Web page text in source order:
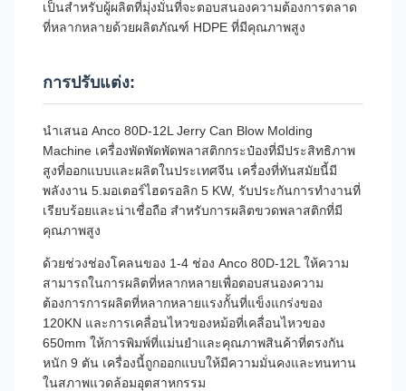
เป็นสําหรับผู้ผลิตที่มุ่งมั่นที่จะตอบสนองความต้องการตลาด
ที่หลากหลายด้วยผลิตภัณฑ์ HDPE ที่มีคุณภาพสูง
การปรับแต่ง:
นําเสนอ Anco 80D-12L Jerry Can Blow Molding
Machine เครื่องพัดพัดพัดพลาสติกกระป๋องที่มีประสิทธิภาพ
สูงที่ออกแบบและผลิตในประเทศจีน เครื่องที่ทันสมัยนี้มี
พลังงาน 5.มอเตอร์ไฮดรอลิก 5 KW, รับประกันการทํางานที่
เรียบร้อยและน่าเชื่อถือ สําหรับการผลิตขวดพลาสติกที่มี
คุณภาพสูง
ด้วยช่วงช่องโคลนของ 1-4 ช่อง Anco 80D-12L ให้ความ
สามารถในการผลิตที่หลากหลายเพื่อตอบสนองความ
ต้องการการผลิตที่หลากหลายแรงกั้นที่แข็งแกร่งของ
120KN และการเคลื่อนไหวของหม้อที่เคลื่อนไหวของ
650mm ให้การพิมพ์ที่แม่นยําและคุณภาพสินค้าที่ตรงกัน
หนัก 9 ตัน เครื่องนี้ถูกออกแบบให้มีความมั่นคงและทนทาน
ในสภาพแวดล้อมอุตสาหกรรม